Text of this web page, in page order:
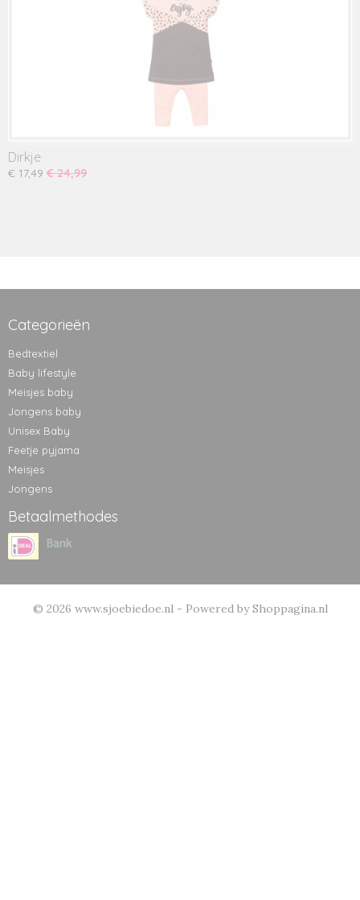
Dirkje
€ 17,49 € 24,99
Categorieën
Bedtextiel
Baby lifestyle
Meisjes baby
Jongens baby
Unisex Baby
Feetje pyjama
Meisjes
Jongens
Betaalmethodes
© 2026 www.sjoebiedoe.nl - Powered by Shoppagina.nl